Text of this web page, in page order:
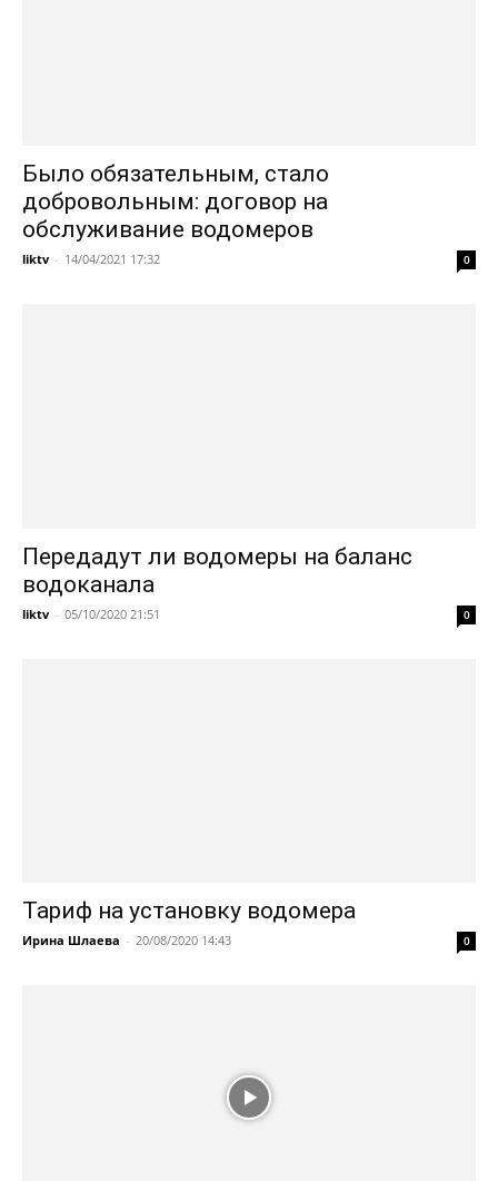
Было обязательным, стало
добровольным: договор на
обслуживание водомеров
liktv - 14/04/2021 17:32 0
Передадут ли водомеры на баланс
водоканала
liktv - 05/10/2020 21:51 0
Тариф на установку водомера
Ирина Шлаева - 20/08/2020 14:43 0